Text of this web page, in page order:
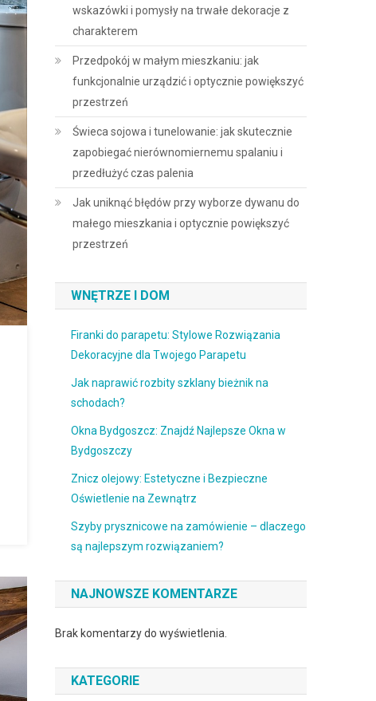
wskazówki i pomysły na trwałe dekoracje z
charakterem
Przedpokój w małym mieszkaniu: jak
funkcjonalnie urządzić i optycznie powiększyć
przestrzeń
Świeca sojowa i tunelowanie: jak skutecznie
zapobiegać nierównomiernemu spalaniu i
przedłużyć czas palenia
Jak uniknąć błędów przy wyborze dywanu do
małego mieszkania i optycznie powiększyć
przestrzeń
WNĘTRZE I DOM
Firanki do parapetu: Stylowe Rozwiązania
Dekoracyjne dla Twojego Parapetu
Jak naprawić rozbity szklany bieżnik na
schodach?
Okna Bydgoszcz: Znajdź Najlepsze Okna w
Bydgoszczy
Znicz olejowy: Estetyczne i Bezpieczne
Oświetlenie na Zewnątrz
Szyby prysznicowe na zamówienie – dlaczego
są najlepszym rozwiązaniem?
NAJNOWSZE KOMENTARZE
Brak komentarzy do wyświetlenia.
KATEGORIE